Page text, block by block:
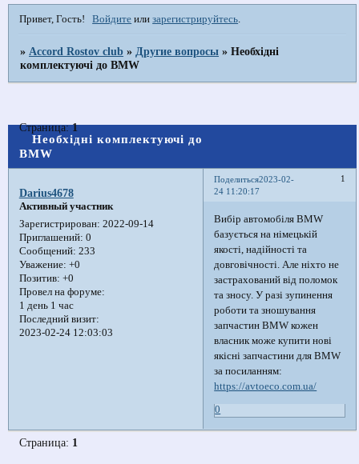
Привет, Гость! Войдите илизарегистрируйтесь
»Accord Rostov club »Другие вопросы »Необхідні
комплектуючі до BMW
Необхідні комплектуючі до
BMW
Страница:1
Поделиться 1
2023-02-
24 11:20:17
Darius4678
Активный участник
Зарегистрирован: 2022-09-14
Приглашений: 0
Сообщений: 233
Уважение: +0
Позитив: +0
Провел на форуме:
1 день 1 час
Последний визит:
2023-02-24 12:03:03
Вибір автомобіля BMW
базується на німецькій
якості, надійності та
довговічності. Але ніхто не
застрахований від поломок
та зносу. У разі зупинення
роботи та зношування
запчастин BMW кожен
власник може купити нові
якісні запчастини для BMW
за посиланням:
https://avtoeco.com.ua/
0
Страница: 1